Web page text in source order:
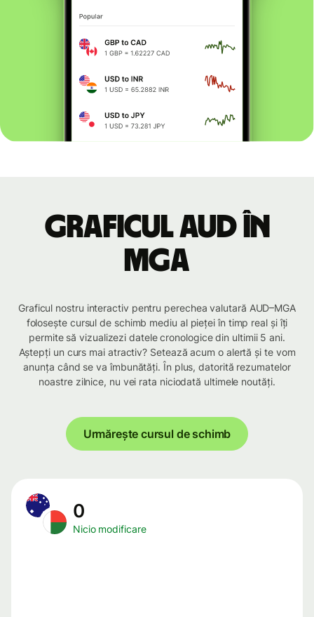
Graficul AUD în
MGA
Graficul nostru interactiv pentru perechea valutară AUD–MGA
folosește cursul de schimb mediu al pieței în timp real și îți
permite să vizualizezi datele cronologice din ultimii 5 ani.
Aștepți un curs mai atractiv? Setează acum o alertă și te vom
anunța când se va îmbunătăți. În plus, datorită rezumatelor
noastre zilnice, nu vei rata niciodată ultimele noutăți.
Urmărește cursul de schimb
0
Nicio modificare